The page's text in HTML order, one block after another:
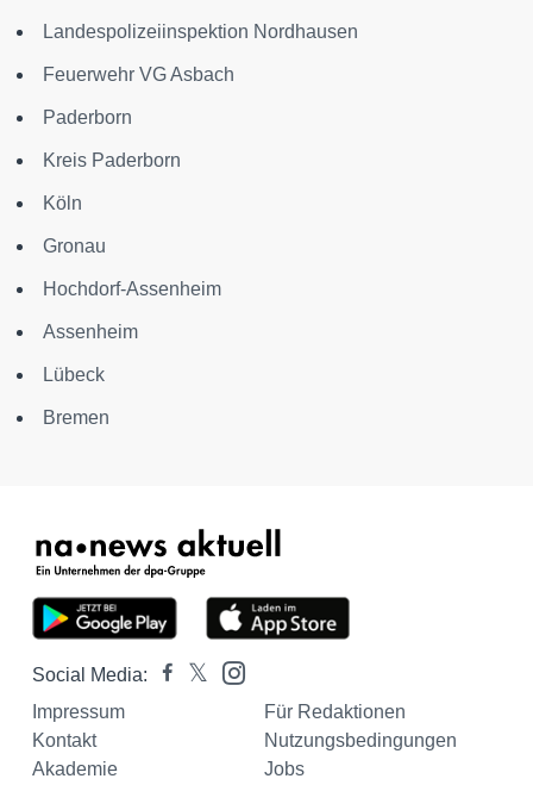
Landespolizeiinspektion Nordhausen
Feuerwehr VG Asbach
Paderborn
Kreis Paderborn
Köln
Gronau
Hochdorf-Assenheim
Assenheim
Lübeck
Bremen
Social Media:
Impressum
Für Redaktionen
Kontakt
Nutzungsbedingungen
Akademie
Jobs